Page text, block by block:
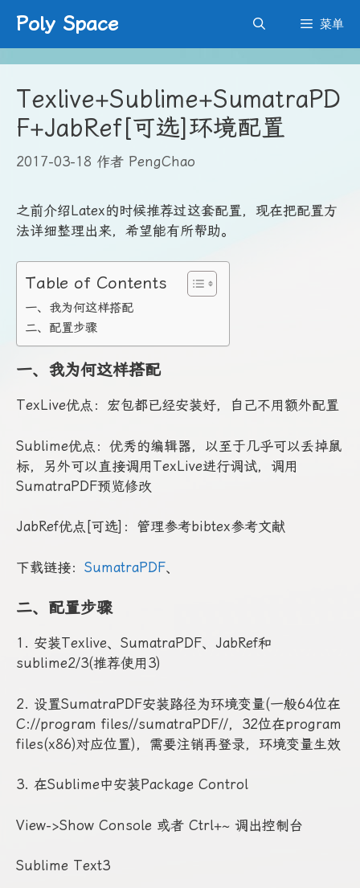
内
容
Poly Space 菜单
Texlive+Sublime+SumatraPD
F+JabRef[可选]环境配置
2017-03-18 作者 PengChao
之前介绍Latex的时候推荐过这套配置，现在把配置方
法详细整理出来，希望能有所帮助。
Table of Contents
一、我为何这样搭配
二、配置步骤
一、我为何这样搭配
TexLive优点：宏包都已经安装好，自己不用额外配置
Sublime优点：优秀的编辑器，以至于几乎可以丢掉鼠
标，另外可以直接调用TexLive进行调试，调用
SumatraPDF预览修改
JabRef优点[可选]：管理参考bibtex参考文献
下载链接： SumatraPDF、
二、配置步骤
1. 安装Texlive、SumatraPDF、JabRef和
sublime2/3(推荐使用3)
2. 设置SumatraPDF安装路径为环境变量(一般64位在
C://program files//sumatraPDF//，32位在program
files(x86)对应位置)，需要注销再登录，环境变量生效
3. 在Sublime中安装Package Control
View->Show Console 或者 Ctrl+~ 调出控制台
Sublime Text3